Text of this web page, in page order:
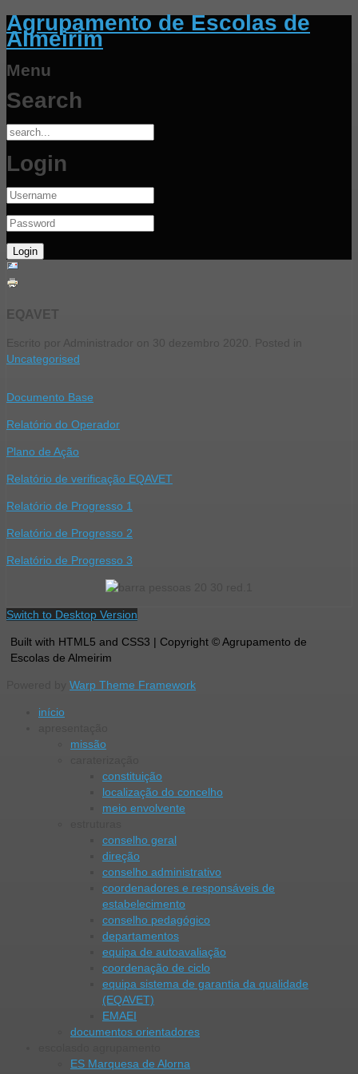
Agrupamento de Escolas de
Almeirim
Menu
Search
Login
EQAVET
Escrito por Administrador on 30 dezembro 2020
. Posted in
Uncategorised
Documento Base
Relatório do Operador
Plano de Ação
Relatório de verificação EQAVET
Relatório de Progresso 1
Relatório de Progresso 2
Relatório de Progresso 3
Switch to Desktop Version
Built with HTML5 and CSS3 | Copyright © Agrupamento de
Escolas de Almeirim
Warp Theme Framework
início
missão
constituição
localização do concelho
meio envolvente
conselho geral
direção
conselho administrativo
coordenadores e responsáveis de
estabelecimento
conselho pedagógico
departamentos
equipa de autoavaliação
coordenação de ciclo
equipa sistema de garantia da qualidade
(EQAVET)
EMAEI
documentos orientadores
ES Marquesa de Alorna